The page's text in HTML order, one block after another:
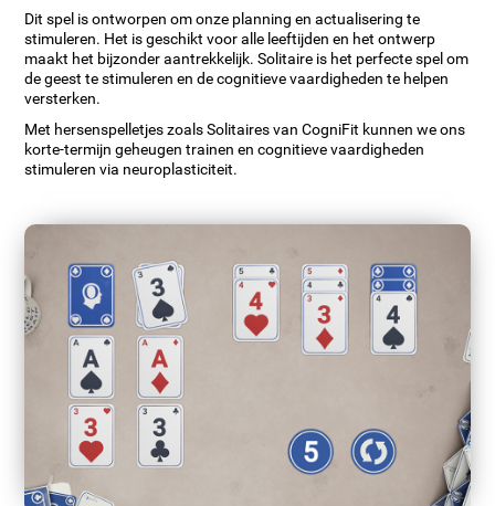
Dit spel is ontworpen om onze planning en actualisering te
stimuleren. Het is geschikt voor alle leeftijden en het ontwerp
maakt het bijzonder aantrekkelijk. Solitaire is het perfecte spel om
de geest te stimuleren en de cognitieve vaardigheden te helpen
versterken.
Met hersenspelletjes zoals Solitaires van CogniFit kunnen we ons
korte-termijn geheugen trainen en cognitieve vaardigheden
stimuleren via neuroplasticiteit.